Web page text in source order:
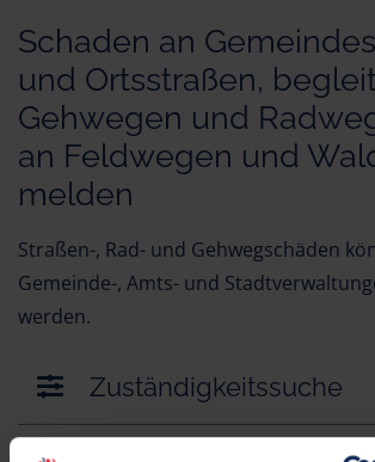
Schaden an
und Ortsstraßen,
Gehwegen und
an Feldwegen und
melden
Straßen-, Rad- und Gehwegschäden
Gemeinde-, Amts- und
werden.
Zuständigkeitssuche